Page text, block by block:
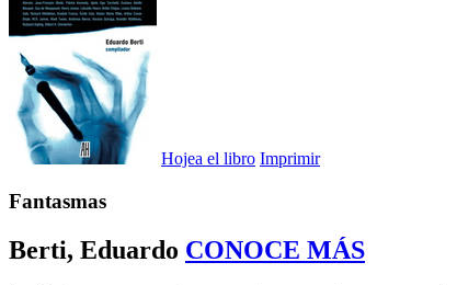
Hojea el libro Imprimir
Fantasmas
Berti, Eduardo CONOCE MÁS